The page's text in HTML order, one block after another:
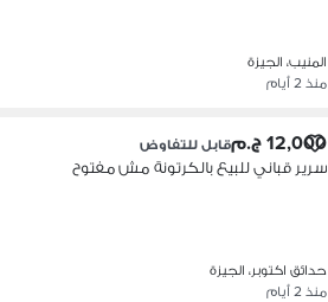
المنيب، الجيزة
منذ 2 أيام
12,000 ج.م قابل للتفاوض
سرير قباني للبيع بالكرتونة مش مفتوح
حدائق اكتوبر، الجيزة
منذ 2 أيام